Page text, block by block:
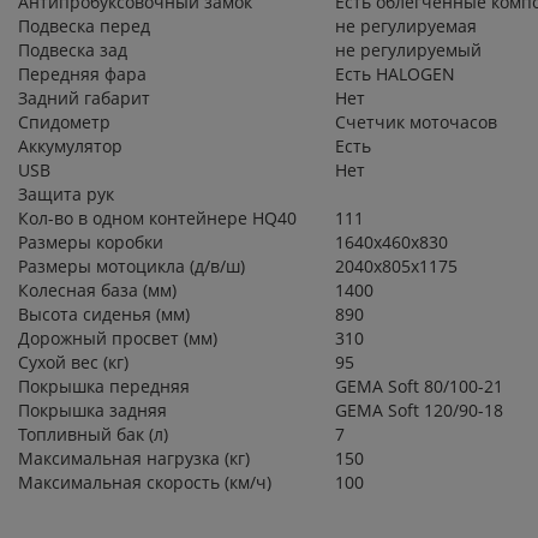
Подвеска перед
не регулируемая
Подвеска зад
не регулируемый
Передняя фара
Есть HALOGEN
Задний габарит
Нет
Спидометр
Счетчик моточасов
Аккумулятор
Есть
USB
Нет
Защита рук
Кол-во в одном контейнере HQ40
111
Размеры коробки
1640x460x830
Размеры мотоцикла (д/в/ш)
2040x805x1175
Колесная база (мм)
1400
Высота сиденья (мм)
890
Дорожный просвет (мм)
310
Сухой вес (кг)
95
Покрышка передняя
GEMA Soft 80/100-21
Покрышка задняя
GEMA Soft 120/90-18
Топливный бак (л)
7
Максимальная нагрузка (кг)
150
Максимальная скорость (км/ч)
100